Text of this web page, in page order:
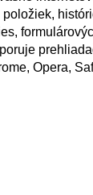
Opera,